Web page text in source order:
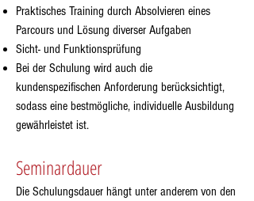
Praktisches Training durch Absolvieren eines
Parcours und Lösung diverser Aufgaben
Sicht- und Funktionsprüfung
Bei der Schulung wird auch die
kundenspezifischen Anforderung berücksichtigt,
sodass eine bestmögliche, individuelle Ausbildung
gewährleistet ist.
Seminardauer
Die Schulungsdauer hängt unter anderem von den